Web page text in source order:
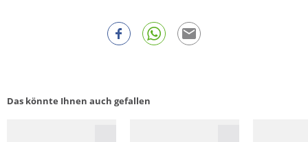
Das könnte Ihnen auch gefallen